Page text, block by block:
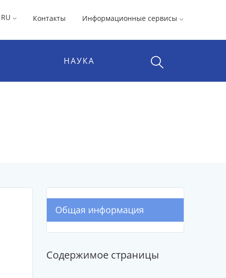
RU Контакты Информационные сервисы
НАУКА
Общая информация
Содержимое страницы